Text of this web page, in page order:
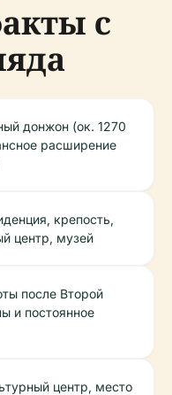
с
донжон (ок. 1270
расширение
крепость,
центр, музей
после Второй
и постоянное
центр, место